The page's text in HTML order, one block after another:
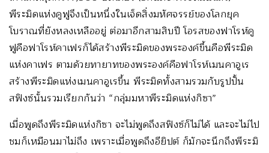
พีระมิดแห่งคูฟูจึงเป็นหนึ่งในเจ็ดสิ่งมหัศจรรย์ของโลกยุค
โบราณที่ยังหลงเหลืออยู่ ต่อมาอีกสามสิบปี โอรสของฟาโรห์คู
ฟูคือฟาโรห์คาเฟรก็ได้สร้างพีระมิดของพระองค์ขึ้นคือพีระมิด
แห่งคาเฟร ตามด้วยทายาทของพระองค์คือฟาโรห์เมนคาอูเร
สร้างพีระมิดแห่งเมนคาอูเรขึ้น พีระมิดทั้งสามรวมกับรูปปั้น
สฟิงซ์นั้นรวมเรียกกันว่า “กลุ่มมหาพีระมิดแห่งกิซา”
เมื่อพูดถึงพีระมิดแห่งกิซา จะไม่พูดถึงสฟิงซ์ก็ไม่ได้ และจะไม่ไป
ชมก็เหมือนมาไม่ถึง เพราะเมื่อพูดถึงอียิปต์ ก็มักจะนึกถึงพีระมิ